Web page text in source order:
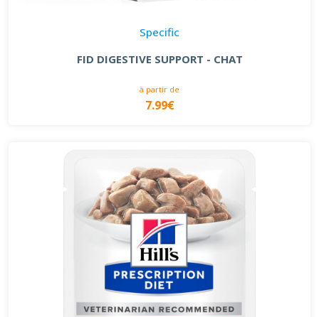
Specific
FID DIGESTIVE SUPPORT - CHAT
à partir de
7.99€